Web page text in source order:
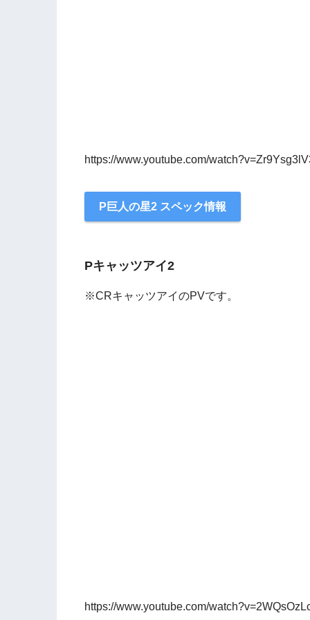
https://www.youtube.com/
P巨人の星2 スペック情報
Pキャッツアイ2
※CRキャッツアイのPVです。
https://www.youtube.com/